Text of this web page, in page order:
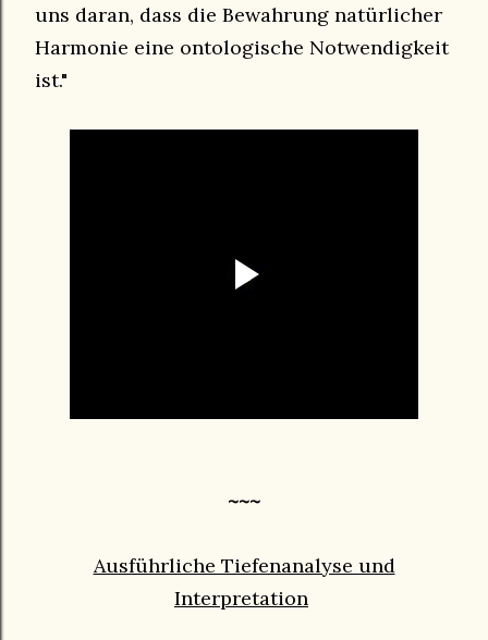
uns daran, dass die Bewahrung natürlicher
Harmonie eine ontologische Notwendigkeit
ist."
~~~
Ausführliche Tiefenanalyse und
Interpretation